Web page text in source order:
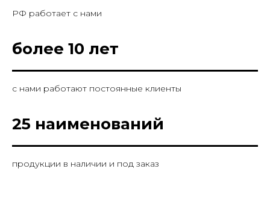
РФ работает с нами
более 10 лет
с нами работают постоянные клиенты
25 наименований
продукции в наличии и под заказ